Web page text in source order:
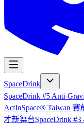
SpaceDrink
SpaceDrink #5 Anti-
ActInSpace® Taiwan
才新舞台SpaceDrink #3